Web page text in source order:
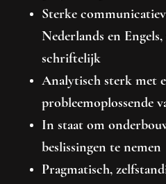
Sterke
Nederlands en
schriftelijk
Analytisch sterk met
probleemoplossende
In staat om
beslissingen te nemen
Pragmatisch,